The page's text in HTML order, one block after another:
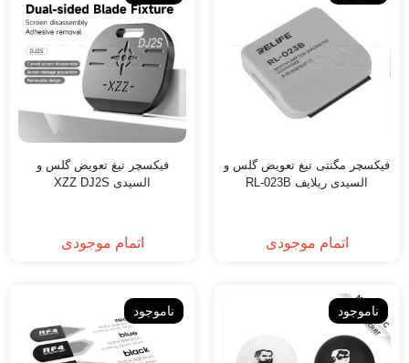
فیکسچر مگنتی تیغ تعویض گلس و
السیدی ریلایف RL-023B
اتمام موجودی
فیکسچر تیغ تعویض گلس و
السیدی XZZ DJ2S
اتمام موجودی
ناموجود ناموجود